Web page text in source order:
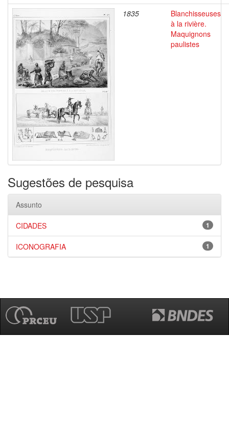
1835
Blanchisseuses
à la rivière.
Maquignons
paulistes
Sugestões de pesquisa
Assunto
1
CIDADES
1
ICONOGRAFIA